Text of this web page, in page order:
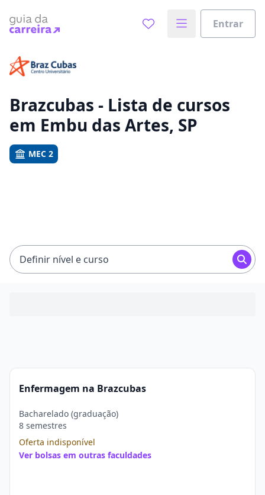
Entrar
Vamos te guiar no caminho ideal para seus estudos
Brazcubas - Lista de cursos
em Embu das Artes, SP
MEC 2
Definir nível e curso
Enfermagem na Brazcubas
Bacharelado (graduação)
8 semestres
Oferta indisponível
Ver bolsas em outras faculdades